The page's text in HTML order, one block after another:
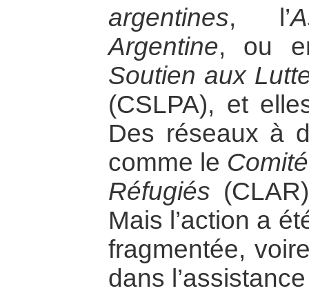
argentines, l’
Argentine, ou
Soutien aux
(CSLPA), et
Des réseaux à
comme le
Réfugiés
Mais l’action a
fragmentée,
dans